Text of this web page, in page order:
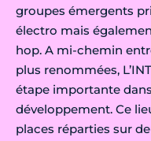
groupes émergents
électro mais
hop. A mi-chemin
plus renommées,
étape importante
développement. Ce
places réparties sur